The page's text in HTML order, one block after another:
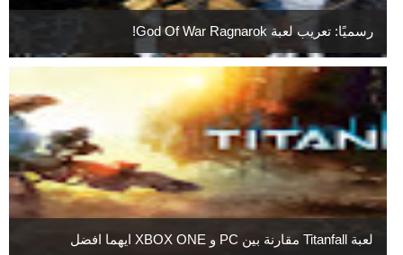
رسميًا: تعريب لعبة God Of War Ragnarok!
لعبة Titanfall مقارنة بين PC و XBOX ONE ايهما افضل